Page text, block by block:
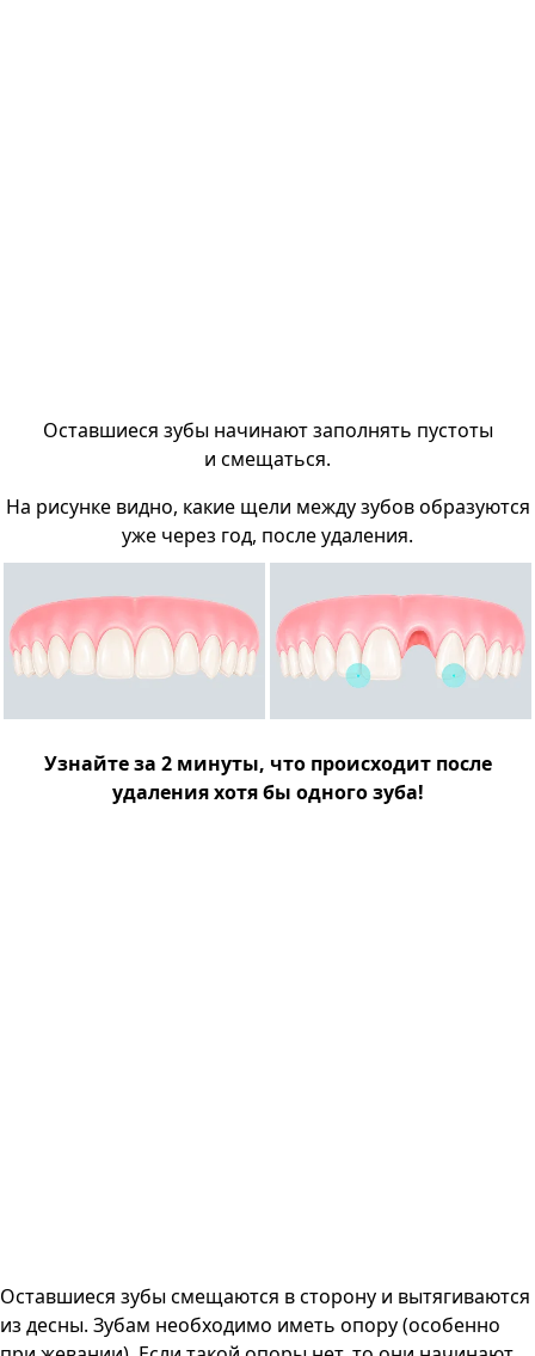
Оставшиеся зубы начинают заполнять пустоты
и смещаться.
На рисунке видно, какие щели между зубов образуются
уже через год, после удаления.
Узнайте за 2 минуты, что происходит после
удаления хотя бы одного зуба!
Оставшиеся зубы смещаются в сторону и вытягиваются
из десны. Зубам необходимо иметь опору (особенно